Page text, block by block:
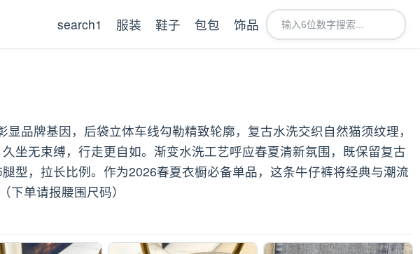
search1 服装 鞋子 包包 饰品
品牌基因，后袋立体车线勾勒精致轮廓，复古水洗交织自然猫须纹理，
坐无束缚，行走更自如。渐变水洗工艺呼应春夏清新氛围，既保留复古
型，拉长比例。作为2026春夏衣橱必备单品，这条牛仔裤将经典与潮流
单请报腰围尺码）